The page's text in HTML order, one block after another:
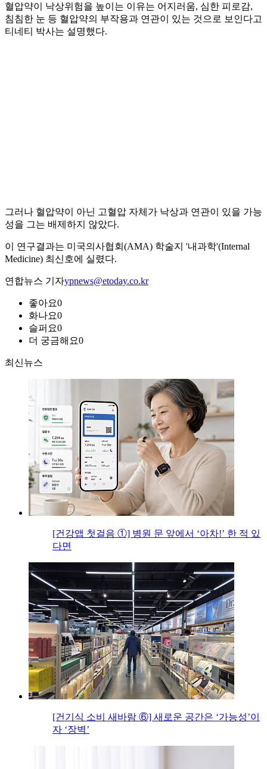
혈압약이 낙상위험을 높이는 이유는 어지러움, 심한 피로감,
침침한 눈 등 혈압약의 부작용과 연관이 있는 것으로 보인다고
티네티 박사는 설명했다.
그러나 혈압약이 아닌 고혈압 자체가 낙상과 연관이 있을 가능
성을 그는 배제하지 않았다.
이 연구결과는 미국의사협회(AMA) 학술지 '내과학'(Internal
Medicine) 최신호에 실렸다.
연합뉴스 기자ypnews@etoday.co.kr
좋아요0
화나요0
슬퍼요0
더 궁금해요0
최신뉴스
[건강앱 첫걸음 ①] 병원 문 앞에서 ‘아차!’ 한 적 있
다면
[건기식 소비 새바람 ⑥] 새로운 공간은 ‘가능성’이
자 ‘장벽’